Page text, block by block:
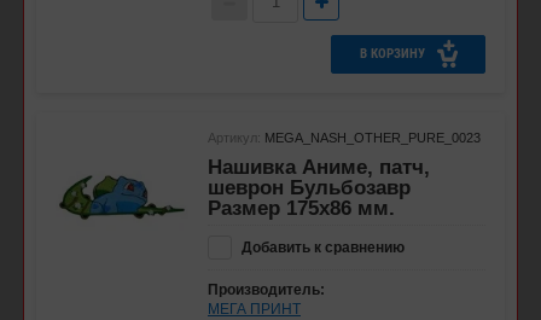
В КОРЗИНУ
Артикул: MEGA_NASH_OTHER_PURE_0023
Нашивка Аниме, патч,
шеврон Бульбозавр
Размер 175х86 мм.
Добавить к сравнению
Производитель:
МЕГА ПРИНТ